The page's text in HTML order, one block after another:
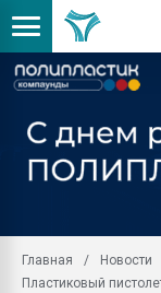
Главная
Новости
Пластиковый